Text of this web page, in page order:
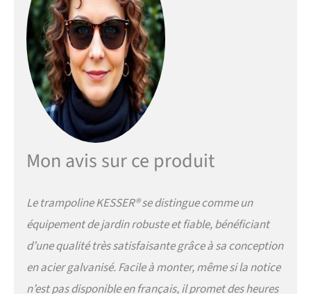
Mon avis sur ce produit
Le trampoline KESSER® se distingue comme un
équipement de jardin robuste et fiable, bénéficiant
d’une qualité très satisfaisante grâce à sa conception
en acier galvanisé. Facile à monter, même si la notice
n’est pas disponible en français, il promet des heures